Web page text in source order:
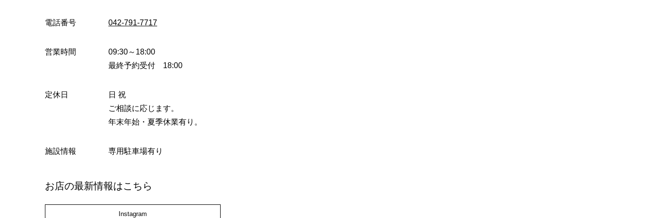
電話番号 042-791-7717
営業時間
09:30～18:00
最終予約受付 18:00
定休日
日 祝
ご相談に応じます。
年末年始・夏季休業有り。
施設情報 専用駐車場有り
お店の最新情報はこちら
Instagram